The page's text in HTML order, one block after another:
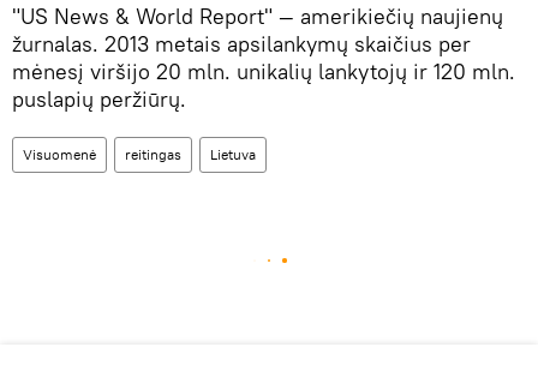
"US News & World Report" — amerikiečių naujienų
žurnalas. 2013 metais apsilankymų skaičius per
mėnesį viršijo 20 mln. unikalių lankytojų ir 120 mln.
puslapių peržiūrų.
Visuomenė reitingas Lietuva